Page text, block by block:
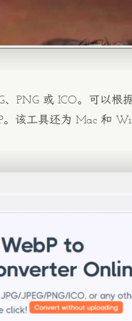
、PNG 或 ICO。可以根
该工具还为 Mac 和